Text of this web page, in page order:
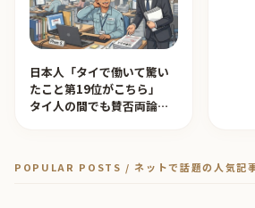
日本人「タイで働いて驚い
たこと第19位がこちら」
タイ人の間でも賛否両論
POPULAR POSTS / ネットで話題の人気記